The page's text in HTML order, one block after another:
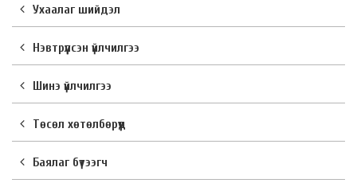
Ухаалаг шийдэл
Нэвтрүүлсэн үйлчилгээ
Шинэ үйлчилгээ
Төсөл хөтөлбөрүүд
Баялаг бүтээгч